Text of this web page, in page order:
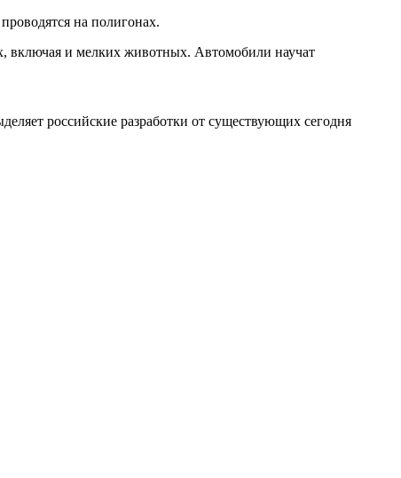
на полигонах.
включая и мелких животных. Автомобили научат
российские разработки от существующих сегодня